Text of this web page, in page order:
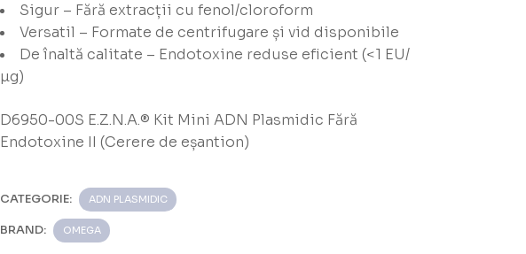
Sigur – Fără extracții cu fenol/cloroform
Versatil – Formate de centrifugare și vid disponibile
De înaltă calitate – Endotoxine reduse eficient (<1 EU/
µg)
D6950-00S E.Z.N.A.® Kit Mini ADN Plasmidic Fără
Endotoxine II (Cerere de eșantion)
CATEGORIE: ADN PLASMIDIC
BRAND: OMEGA